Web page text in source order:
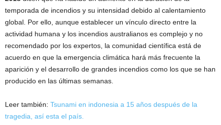
temporada de incendios y su intensidad debido al calentamiento
global. Por ello, aunque establecer un vínculo directo entre la
actividad humana y los incendios australianos es complejo y no
recomendado por los expertos, la comunidad científica está de
acuerdo en que la emergencia climática hará más frecuente la
aparición y el desarrollo de grandes incendios como los que se han
producido en las últimas semanas.
Leer también: Tsunami en indonesia a 15 años después de la
tragedia, así esta el país.